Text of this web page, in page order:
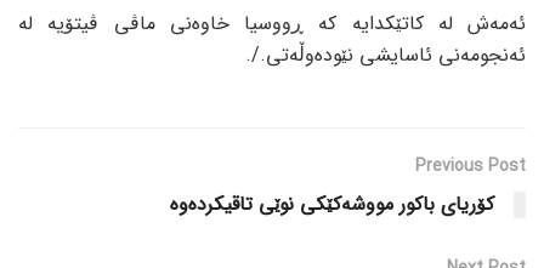
ئەمەش لە کاتێکدایە کە ڕووسیا خاوەنی ماڤی ڤیتۆیە لە
ئەنجومەنی ئاسایشی نێودەوڵەتی./.
Previous Post
کۆریای باکور مووشەکێکی نوێی تاقیکردەوە